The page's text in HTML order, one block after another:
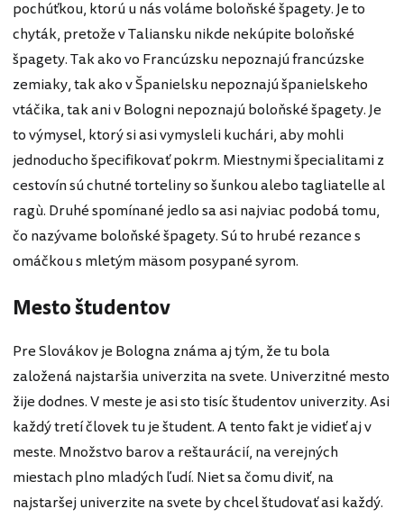
pochúťkou, ktorú u nás voláme boloňské špagety. Je to
chyták, pretože v Taliansku nikde nekúpite boloňské
špagety. Tak ako vo Francúzsku nepoznajú francúzske
zemiaky, tak ako v Španielsku nepoznajú španielskeho
vtáčika, tak ani v Bologni nepoznajú boloňské špagety. Je
to výmysel, ktorý si asi vymysleli kuchári, aby mohli
jednoducho špecifikovať pokrm. Miestnymi špecialitami z
cestovín sú chutné torteliny so šunkou alebo tagliatelle al
ragù. Druhé spomínané jedlo sa asi najviac podobá tomu,
čo nazývame boloňské špagety. Sú to hrubé rezance s
omáčkou s mletým mäsom posypané syrom.
Mesto študentov
Pre Slovákov je Bologna známa aj tým, že tu bola
založená najstaršia univerzita na svete. Univerzitné mesto
žije dodnes. V meste je asi sto tisíc študentov univerzity. Asi
každý tretí človek tu je študent. A tento fakt je vidieť aj v
meste. Množstvo barov a reštaurácií, na verejných
miestach plno mladých ľudí. Niet sa čomu diviť, na
najstaršej univerzite na svete by chcel študovať asi každý.